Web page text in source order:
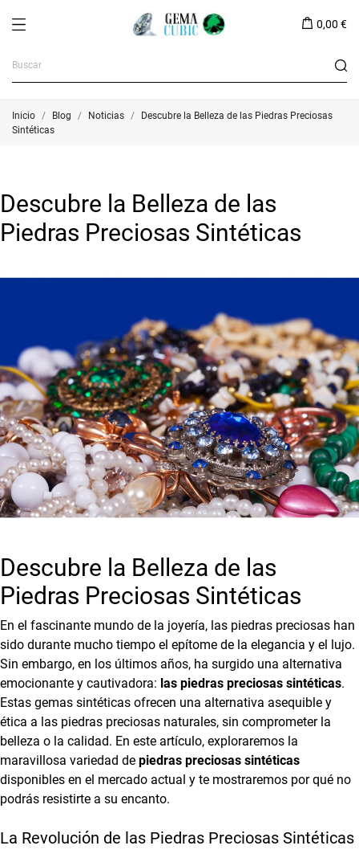
0,00 €
Inicio Blog Noticias
Descubre la Belleza de las Piedras Preciosas
Sintéticas
Descubre la Belleza de las
Piedras Preciosas Sintéticas
Descubre la Belleza de las
Piedras Preciosas Sintéticas
En el fascinante mundo de la joyería, las piedras preciosas han
sido durante mucho tiempo el epítome de la elegancia y el lujo.
Sin embargo, en los últimos años, ha surgido una alternativa
emocionante y cautivadora: las piedras preciosas sintéticas.
Estas gemas sintéticas ofrecen una alternativa asequible y
ética a las piedras preciosas naturales, sin comprometer la
belleza o la calidad. En este artículo, exploraremos la
maravillosa variedad de piedras preciosas sintéticas
disponibles en el mercado actual y te mostraremos por qué no
podrás resistirte a su encanto.
La Revolución de las Piedras Preciosas Sintéticas